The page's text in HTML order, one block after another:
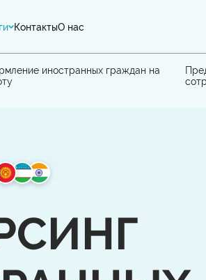
КонтактыО нас
иностранных граждан на